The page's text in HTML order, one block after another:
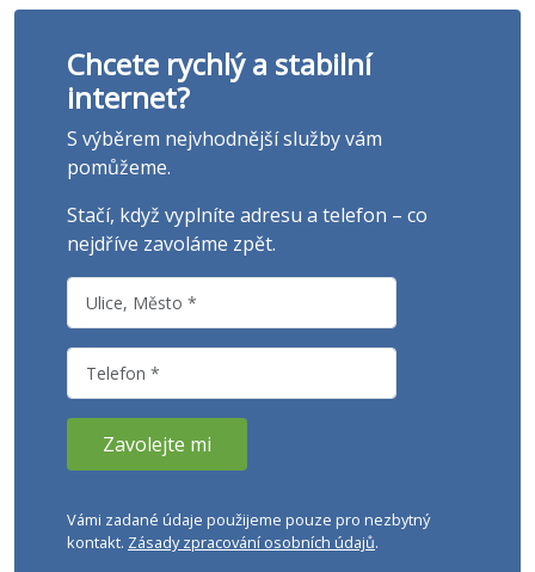
Chcete rychlý a stabilní
internet?
S výběrem nejvhodnější služby vám
pomůžeme.
Stačí, když vyplníte adresu a telefon – co
nejdříve zavoláme zpět.
Vámi zadané údaje použijeme pouze pro nezbytný
kontakt. Zásady zpracování osobních údajů.